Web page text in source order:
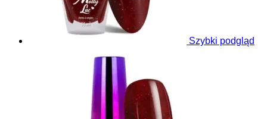
Szybki podgląd